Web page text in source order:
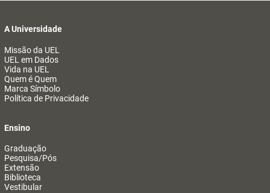
A Universidade
Missão da UEL
UEL em Dados
Vida na UEL
Quem é Quem
Marca Símbolo
Política de Privacidade
Ensino
Graduação
Pesquisa/Pós
Extensão
Biblioteca
Vestibular